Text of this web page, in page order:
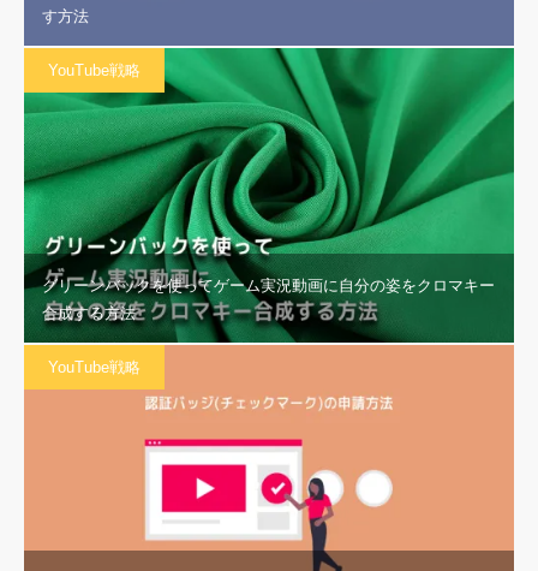
す方法
YouTube戦略
グリーンバックを使ってゲーム実況動画に自分の姿をクロマキー
合成する方法
YouTube戦略